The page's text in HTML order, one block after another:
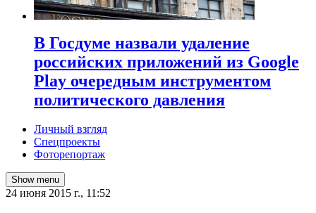
В Госдуме назвали удаление
российских приложений из Google
Play очередным инструментом
политического давления
Личный взгляд
Спецпроекты
Фоторепортаж
Show menu
24 июня 2015 г., 11:52